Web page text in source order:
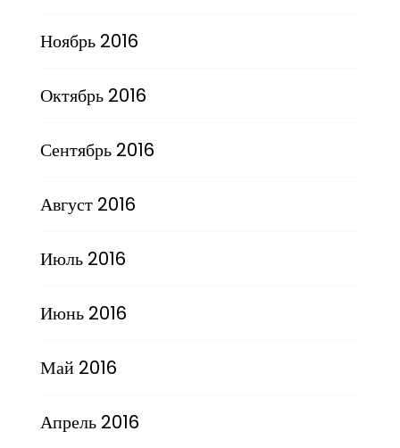
Ноябрь 2016
Октябрь 2016
Сентябрь 2016
Август 2016
Июль 2016
Июнь 2016
Май 2016
Апрель 2016